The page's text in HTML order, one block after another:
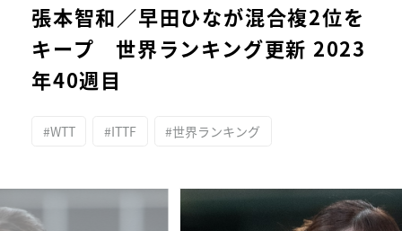
張本智和／早田ひなが混合複2位を
キープ 世界ランキング更新 2023
年40週目
#WTT #ITTF #世界ランキング